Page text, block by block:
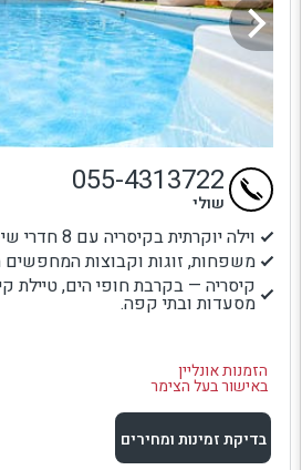
וילה יוקרתית בקיסריה עם 8 חדרי שינה
משפחות, זוגות וקבוצות
קיסריה — בקרבת חופי הים, טיילת
מסעדות ובתי קפה.
הזמנות אונליין
באישור בעל הצימר
055-4313722
שולי
בדיקת זמינות ומחירים